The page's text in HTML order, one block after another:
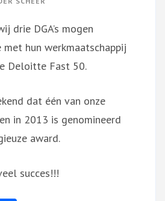
drie DGA’s mogen
hun werkmaatschappij
Deloitte Fast 50.
dat één van onze
in 2013 is genomineerd
award.
succes!!!